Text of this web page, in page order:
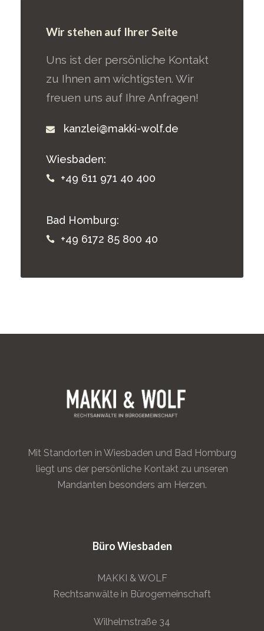
Wir stehen auf Ihrer Seite
Uns ist der persönliche Kontakt
zu Ihnen am wichtigsten. Wir
freuen uns auf Ihre Anfragen!
kanzlei@makki-wolf.de
Wiesbaden:
+49 611 971 40 400
Bad Homburg:
+49 6172 85 800 40
Mit Standorten in Wiesbaden und Bad Homburg
liegt uns der persönliche Kontakt zu unseren
Mandanten besonders am Herzen.
Büro Wiesbaden
MAKKI & WOLF
Rechtsanwälte in Bürogemeinschaft
Wilhelmstraße 34